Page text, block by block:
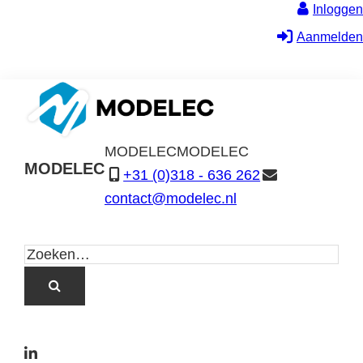
Inloggen
Aanmelden
MODELEC
MODELECMODELEC
+31 (0)318 - 636 262
contact@modelec.nl
L